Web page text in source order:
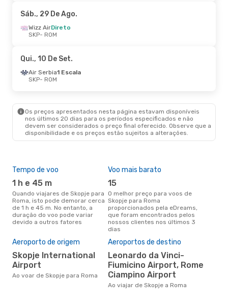
Wizz Air Direto
ROM- SKP
Sáb., 29 De Ago.
Wizz AirDireto
SKP- ROM
Qui., 10 De Set.
Air Serbia1 Escala
SKP- ROM
Os preços apresentados nesta página estavam disponíveis
nos últimos 20 dias para os períodos especificados e não
devem ser considerados o preço final oferecido. Observe que a
disponibilidade e os preços estão sujeitos a alterações.
Tempo de voo
1 h e 45 m
Quando viajares de Skopje para
Roma, isto pode demorar cerca
de 1 h e 45 m. No entanto, a
duração do voo pode variar
devido a outros fatores
Voo mais barato
15
O melhor preço para voos de
Skopje para Roma
proporcionados pela eDreams,
que foram encontrados pelos
nossos clientes nos últimos 3
dias
Aeroporto de origem
Skopje International
Airport
Ao voar de Skopje para Roma
Aeroportos de destino
Leonardo da Vinci-
Fiumicino Airport, Rome
Ciampino Airport
Ao viajar de Skopje a Roma